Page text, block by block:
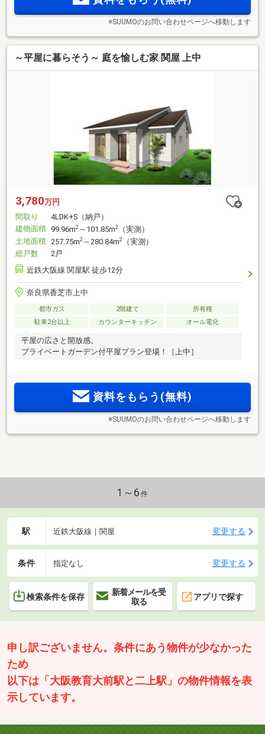
※SUUMOのお問い合わせページへ移動します
～平屋に暮らそう～ 庭を愉しむ家 関屋 上中
3,780万円
間取り
4LDK+S（納戸）
建物面積 99.96m2 ～101.85m2
（実測）
土地面積 257.75m2 ～280.84m2
（実測）
総戸数
2戸
近鉄大阪線 関屋駅 徒歩12分
奈良県香芝市上中
都市ガス 2階建て
所有権
駐車2台以上
カウンターキッチン オール電化
平屋の広さと開放感。
プライベートガーデン付平屋プラン登場！［上中］
資料をもらう(無料)
※SUUMOのお問い合わせページへ移動します
1～6 件
駅 近鉄大阪線｜関屋 変更する
条件 指定なし 変更する
検索条件を保存
新着メールを受
取る
アプリで探す
申し訳ございません。条件にあう物件が少なかった
ため
以下は「大阪教育大前駅と二上駅」の物件情報を表
示しています。